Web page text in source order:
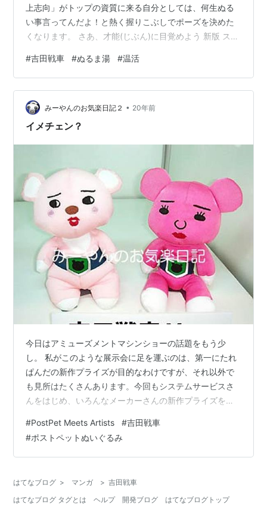
上志向」がトップの資質に来る自分としては、何生ぬる
い事言ってんだよ！と熱く握りこぶしでポーズを決めた
くなります。 さあ、才能(じぶん)に目覚めよう 新版 スト
聞出版社 Amazon そう言った話ではなくて、夏季に冷た
いものを取り過ぎると胃腸が弱って免疫が下がり秋以降
に体調が崩しやすくなるので夏の水分補給は”ぬるま湯”で
取るようにしましょうというお話です。 水分補給という
点では、なるべく人間の体温に近い”ぬるま湯”が最適らし
#吉田戦車 #ぬるま湯 #温活
みーやんのお気楽日記２ • 20年前
イメチェン？
今日はアミューズメントマシンショーの話題をもう少
し。 私がこのような展示会に足を運ぶのは、第一にたれ
ぱんだの新作プライズが目的なわけですが、それ以外で
も見所はたくさんあります。今回もシステムサービスさ
んをはじめ、いろんなメーカーさんの新作プライズを堪
ス内で写真撮影が出来たことです。 駄目もとで係りの方
に尋ねてみたところ、ディズニーコーナーや版権モノの
一部は〝撮影禁止〟になっていましたが、それを除き極
で質問しておいてナンですが、OKと言われた瞬間「は
い？」って聞き返しちゃいました^^; い…
#PostPet Meets Artists #吉田戦車
#ポストペットぬいぐるみ
はてなブログ > マンガ > 吉田戦車
はてなブログ タグとは
ヘルプ 開発ブログ はてなブログトップ